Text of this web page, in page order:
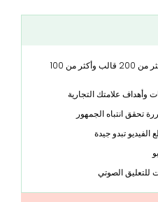
مقاطع فيديو عالية الجودة مع أكثر من 200 قالب وأكثر من 100
وأهداف علامتك التجارية
تحقق انتباه الجمهور
تبدو جيدة
للتعليق الصوتي